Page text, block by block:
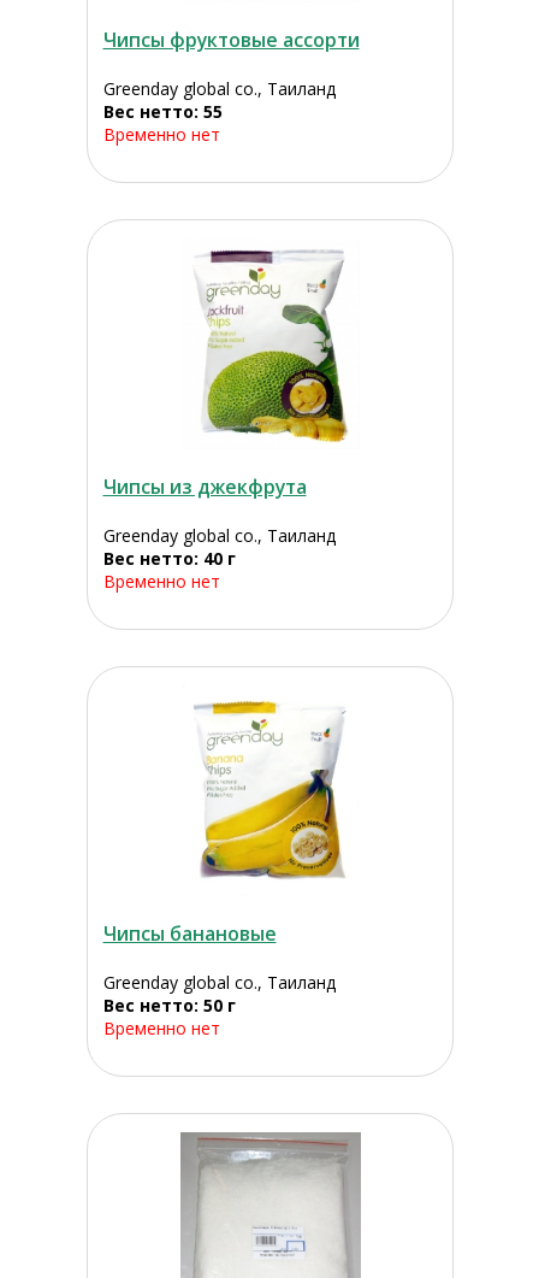
Чипсы фруктовые ассорти
Greenday global co., Таиланд
Вес нетто: 55
Временно нет
Чипсы из джекфрута
Greenday global co., Таиланд
Вес нетто: 40 г
Временно нет
Чипсы банановые
Greenday global co., Таиланд
Вес нетто: 50 г
Временно нет